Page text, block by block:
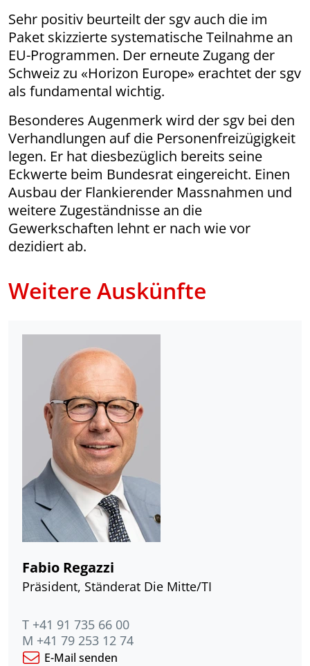
Sehr positiv beurteilt der sgv auch die im
Paket skizzierte systematische Teilnahme an
EU-Programmen. Der erneute Zugang der
Schweiz zu «Horizon Europe» erachtet der sgv
als fundamental wichtig.
Besonderes Augenmerk wird der sgv bei den
Verhandlungen auf die Personenfreizügigkeit
legen. Er hat diesbezüglich bereits seine
Eckwerte beim Bundesrat eingereicht. Einen
Ausbau der Flankierender Massnahmen und
weitere Zugeständnisse an die
Gewerkschaften lehnt er nach wie vor
dezidiert ab.
Weitere Auskünfte
Fabio Regazzi
Präsident, Ständerat Die Mitte/TI
T +41 91 735 66 00
M +41 79 253 12 74
E-Mail senden